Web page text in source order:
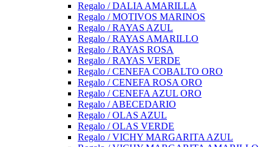
Regalo / DALIA AMARILLA
Regalo / MOTIVOS MARINOS
Regalo / RAYAS AZUL
Regalo / RAYAS AMARILLO
Regalo / RAYAS ROSA
Regalo / RAYAS VERDE
Regalo / CENEFA COBALTO ORO
Regalo / CENEFA ROSA ORO
Regalo / CENEFA AZUL ORO
Regalo / ABECEDARIO
Regalo / OLAS AZUL
Regalo / OLAS VERDE
Regalo / VICHY MARGARITA AZUL